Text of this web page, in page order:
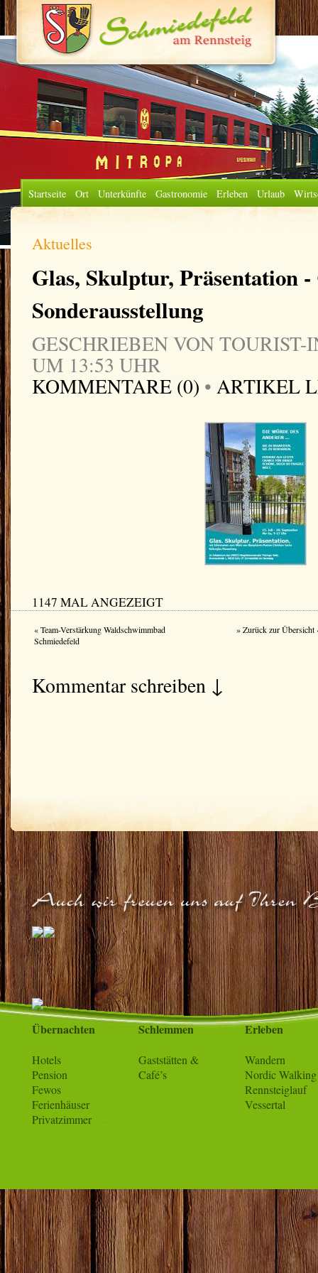
Startseite Ort Unterkünfte Gastronomie Erleben Urlaub
Aktuelles
Glas, Skulptur, Präsentation
Sonderausstellung
GESCHRIEBEN VON TOURIST-
UM 13:53 UHR
KOMMENTARE (0) • ARTIKEL
1147 MAL ANGEZEIGT
« Team-Verstärkung Waldschwimmbad
Schmiedefeld
» Zurück zur Übersicht
Kommentar schreiben ↓
Übernachten
Hotels
Pension
Fewos
Ferienhäuser
Privatzimmer
Schlemmen
Gaststätten &
Café’s
Erleben
Wandern
Nordic Walking
Rennsteiglauf
Vessertal